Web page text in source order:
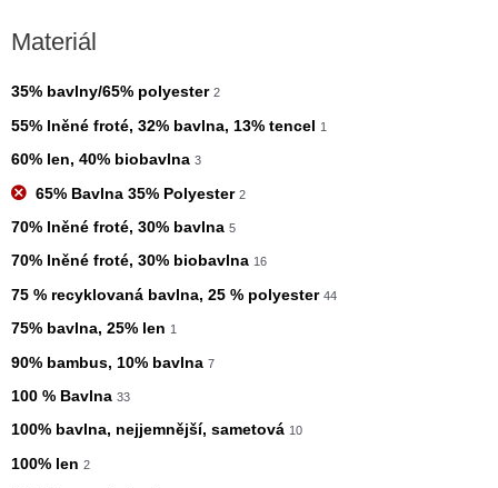
Materiál
35% bavlny/65% polyester 2
55% lněné froté, 32% bavlna, 13% tencel 1
60% len, 40% biobavlna 3
65% Bavlna 35% Polyester 2
70% lněné froté, 30% bavlna 5
70% lněné froté, 30% biobavlna 16
75 % recyklovaná bavlna, 25 % polyester 44
75% bavlna, 25% len 1
90% bambus, 10% bavlna 7
100 % Bavlna 33
100% bavlna, nejjemnější, sametová 10
100% len 2